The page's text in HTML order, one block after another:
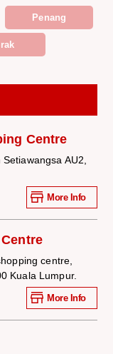
Penang
Centre
AU2,
More Info
centre,
Kuala Lumpur.
More Info